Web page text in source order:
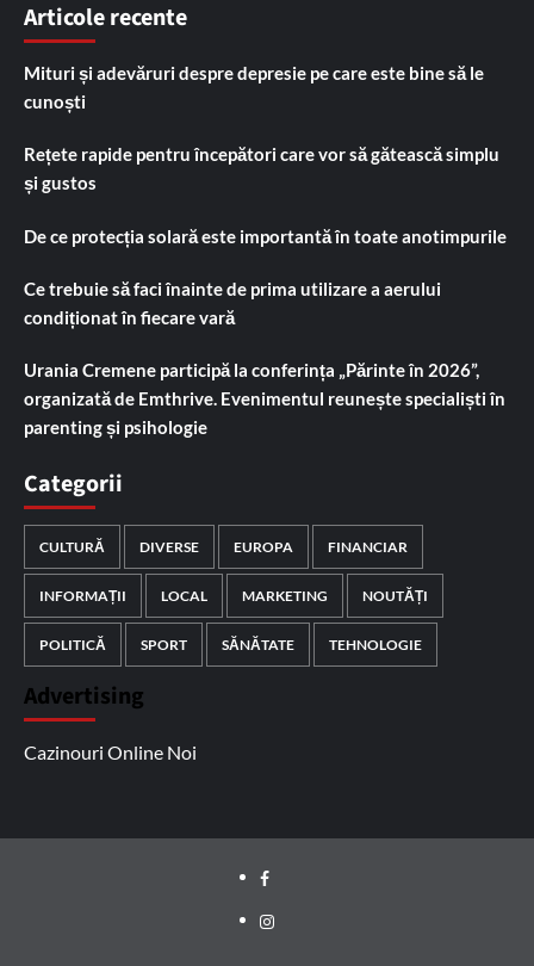
Articole recente
Mituri și adevăruri despre depresie pe care este bine să le
cunoști
Rețete rapide pentru începători care vor să gătească simplu
și gustos
De ce protecția solară este importantă în toate anotimpurile
Ce trebuie să faci înainte de prima utilizare a aerului
condiționat în fiecare vară
Urania Cremene participă la conferința „Părinte în 2026”,
organizată de Emthrive. Evenimentul reunește specialiști în
parenting și psihologie
Categorii
CULTURĂ DIVERSE EUROPA FINANCIAR
INFORMAȚII LOCAL MARKETING NOUTĂȚI
POLITICĂ SPORT SĂNĂTATE TEHNOLOGIE
Advertising
Cazinouri Online Noi
Facebook
Instagram